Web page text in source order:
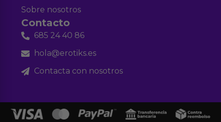
Sobre nosotros
Contacto
685 24 40 86
hola@erotiks.es
Contacta con nosotros